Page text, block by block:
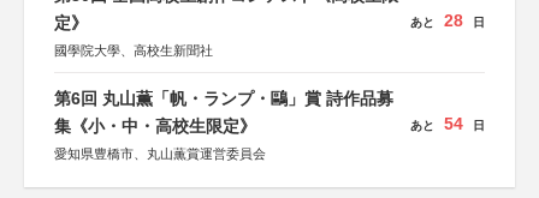
定》
國學院大學、高校生新聞社
あと 28 日
第6回 丸山薫「帆・ランプ・鷗」賞 詩作品募
集《小・中・高校生限定》
愛知県豊橋市、丸山薫賞運営委員会
あと 54 日